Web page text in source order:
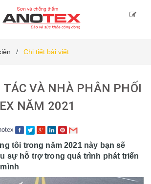
/ Chi tiết bài viết
TÁC VÀ NHÀ PHÂN PHỐI
NĂM 2021
tôi trong năm 2021 này bạn sẽ
sự hỗ trợ trong quá trình phát triển